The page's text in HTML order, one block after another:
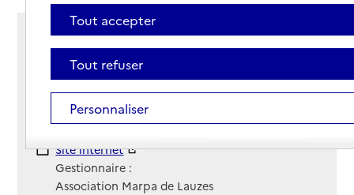
Rue du Mas Del Four Bas
46360 - Lauzès
Voir itinéraire
Téléphone :
05 65 24 20 60
Site Internet
Site internet
Gestionnaire :
Association Marpa de Lauzes
Tout accepter
Tout refuser
Personnaliser